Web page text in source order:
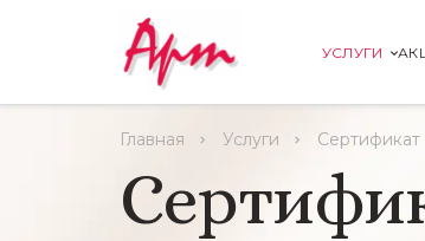
УСЛУГИ
Главная Услуги Сертификат